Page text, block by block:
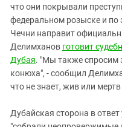
что они покрывали
федеральном розыске и по
Чечни направит
Делимханов готовит
Дубая. "Мы также спросим
конюха", - сообщил
что не знает, жив или
Дубайская сторона в